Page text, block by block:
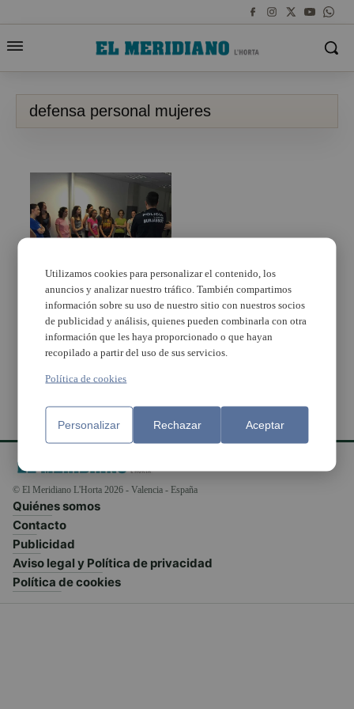
defensa personal mujeres
La Policía Local de
Burjassot enseña a las
mujeres defensa
personal
© El Meridiano L'Horta 2026 - Valencia - España
Quiénes somos
Contacto
Publicidad
Aviso legal y Política de privacidad
Política de cookies
Utilizamos cookies para personalizar el contenido, los
anuncios y analizar nuestro tráfico. También compartimos
información sobre su uso de nuestro sitio con nuestros socios
de publicidad y análisis, quienes pueden combinarla con otra
información que les haya proporcionado o que hayan
recopilado a partir del uso de sus servicios.
Política de cookies
Personalizar Rechazar Aceptar